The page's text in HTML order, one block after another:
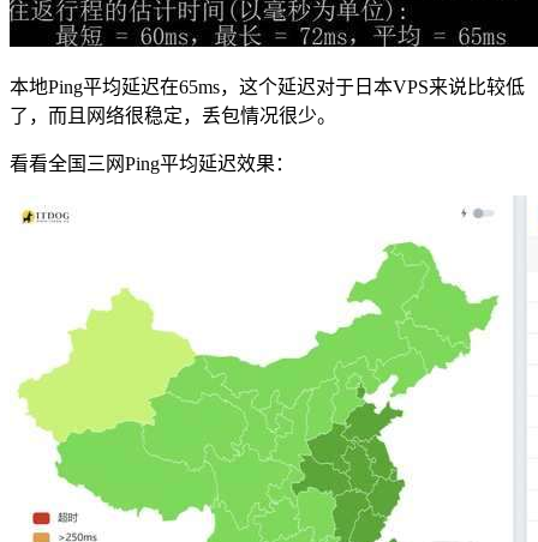
本地Ping平均延迟在65ms，这个延迟对于日本VPS来说比较低
了，而且网络很稳定，丢包情况很少。
看看全国三网Ping平均延迟效果：